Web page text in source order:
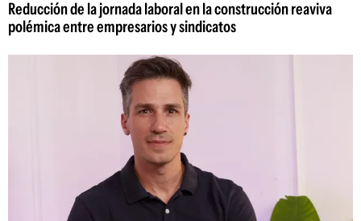
Reducción de la jornada laboral en la construcción reaviva
polémica entre empresarios y sindicatos